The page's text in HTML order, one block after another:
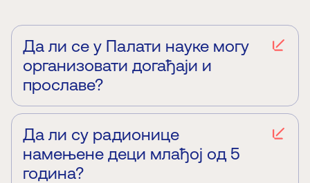
Да ли се у Палати науке могу
организовати догађаји и
прославе?
догађаја. На располагању су три конференцијске
сале: велика са 80 места, као и две мање
капацитета 30 места. Коктел је могуће
организовати у предивној кружној сали у
приземљу, ван редовног радног времена Палате
Да ли су радионице
намењене деци млађој од 5
година?